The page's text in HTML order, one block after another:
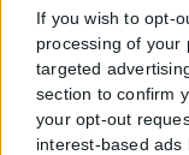
If you wish to opt-
processing of your
targeted
section to confirm
your opt-out
interest-based ads